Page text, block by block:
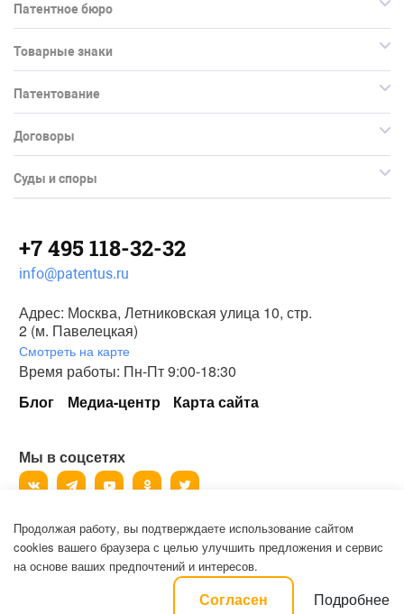
Патентное бюро
Товарные знаки
Патентование
Договоры
Суды и споры
+7 495 118-32-32
info@patentus.ru
Адрес: Москва, Летниковская улица 10, стр.
2 (м. Павелецкая)
Смотреть на карте
Время работы: Пн-Пт 9:00-18:30
Блог
Медиа-центр Карта сайта
Мы в соцсетях
©2006-2026, ООО «Патентус».
Все права защищены.
Политика конфиденциальности и пользовательское соглашение на
обработку персональных данных
Продолжая работу, вы подтверждаете использование сайтом
cookies вашего браузера с целью улучшить предложения и сервис
на основе ваших предпочтений и интересов.
Согласен Подробнее